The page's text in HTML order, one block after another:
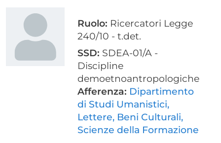
Ruolo: Ricercatori Legge
240/10 - t.det.
SSD: SDEA-01/A -
Discipline
demoetnoantropologiche
Afferenza: Dipartimento
di Studi Umanistici,
Lettere, Beni Culturali,
Scienze della Formazione